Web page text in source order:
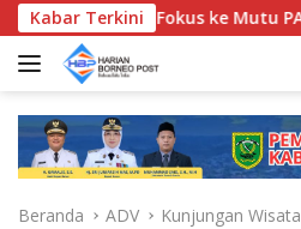
a
Kabar Terkini
Alihkan Fokus ke Mutu PAUD,
Beranda ADV
Kunjungan